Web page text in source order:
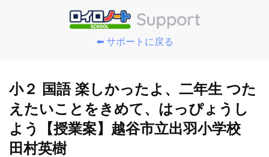
⬅️ サポートに戻る
小２ 国語 楽しかったよ、二年生 つた
えたいことをきめて、はっぴょうし
よう【授業案】越谷市立出羽小学校
田村英樹